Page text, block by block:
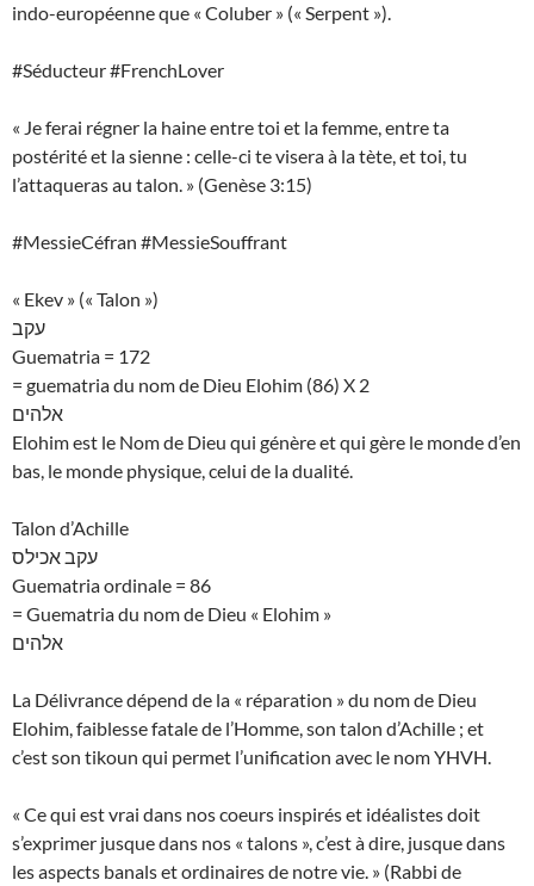
indo-européenne que « Coluber » (« Serpent »).
#Séducteur #FrenchLover
« Je ferai régner la haine entre toi et la femme, entre ta
postérité et la sienne : celle-ci te visera à la tète, et toi, tu
l’attaqueras au talon. » (Genèse 3:15)
#MessieCéfran #MessieSouffrant
« Ekev » (« Talon »)
עקב
Guematria = 172
= guematria du nom de Dieu Elohim (86) X 2
אלהים
Elohim est le Nom de Dieu qui génère et qui gère le monde d’en
bas, le monde physique, celui de la dualité.
Talon d’Achille
עקב אכילס
Guematria ordinale = 86
= Guematria du nom de Dieu « Elohim »
אלהים
La Délivrance dépend de la « réparation » du nom de Dieu
Elohim, faiblesse fatale de l’Homme, son talon d’Achille ; et
c’est son tikoun qui permet l’unification avec le nom YHVH.
« Ce qui est vrai dans nos coeurs inspirés et idéalistes doit
s’exprimer jusque dans nos « talons », c’est à dire, jusque dans
les aspects banals et ordinaires de notre vie. » (Rabbi de